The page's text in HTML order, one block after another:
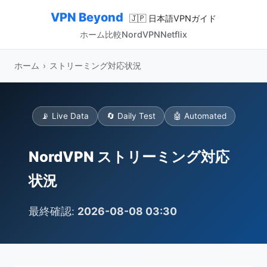
VPN Beyond
🇯🇵 日本語VPNガイド
ホーム比較NordVPNNetflix
ホーム › ストリーミング対応状況
📡 Live Data 🔄 Daily Test 🤖 Automated
NordVPN ストリーミング対応
状況
最終確認: 2026-08-08 03:30